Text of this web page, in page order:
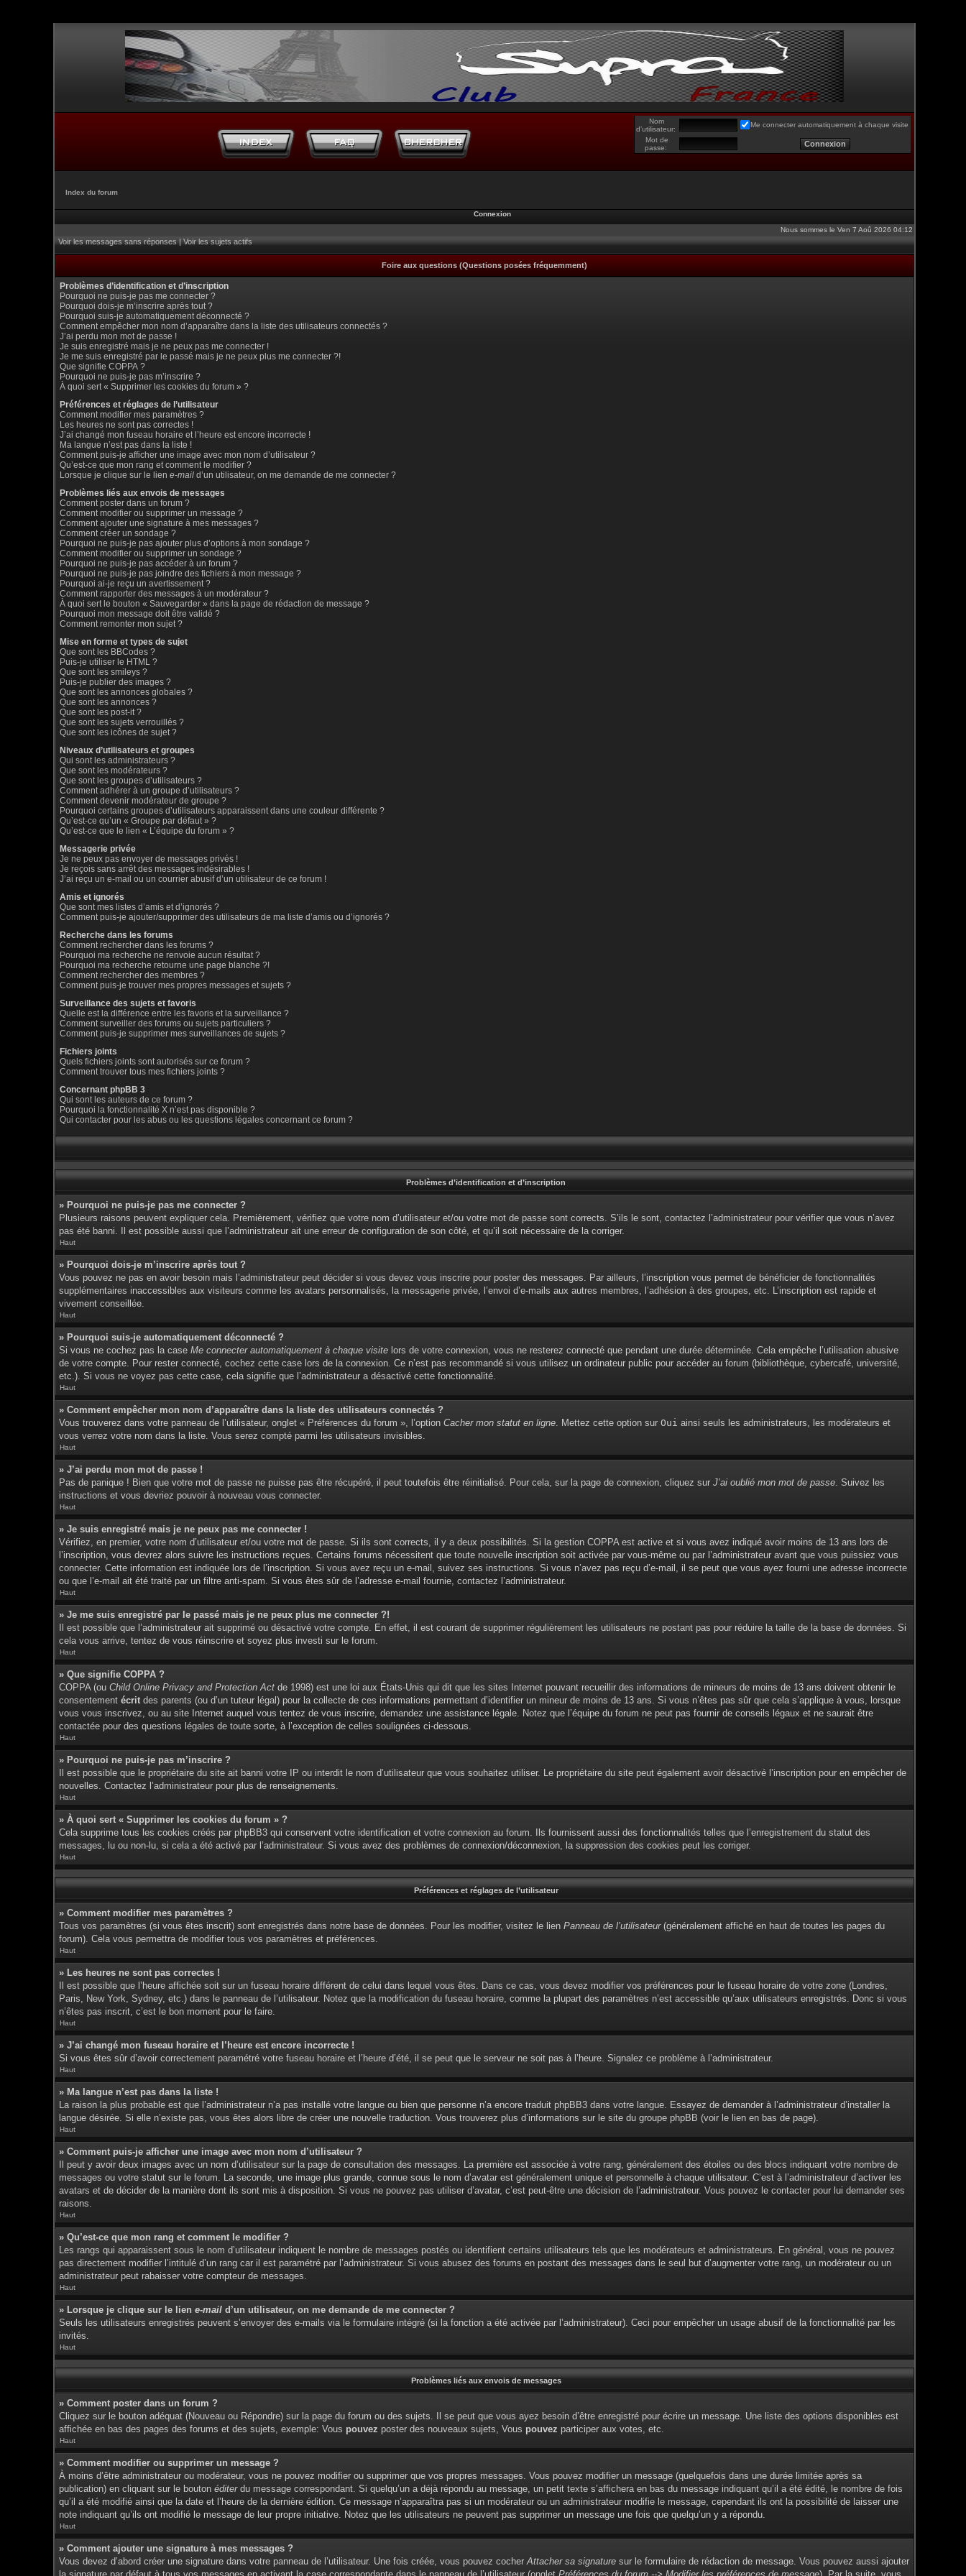
Nom
d’utilisateur:
Me connecter automatiquement à chaque visite
Mot de
passe:
Index du forum
Connexion
Nous sommes le Ven 7 Aoû 2026 04:12
Voir les messages sans réponses|Voir les sujets actifs
Foire aux questions (Questions posées fréquemment)
Problèmes d’identification et d’inscription
Pourquoi ne puis-je pas me connecter ?
Pourquoi dois-je m’inscrire après tout ?
Pourquoi suis-je automatiquement déconnecté ?
Comment empêcher mon nom d’apparaître dans la liste des utilisateurs connectés ?
J’ai perdu mon mot de passe !
Je suis enregistré mais je ne peux pas me connecter !
Je me suis enregistré par le passé mais je ne peux plus me connecter ?!
Que signifie COPPA ?
Pourquoi ne puis-je pas m’inscrire ?
À quoi sert « Supprimer les cookies du forum » ?
Préférences et réglages de l’utilisateur
Comment modifier mes paramètres ?
Les heures ne sont pas correctes !
J’ai changé mon fuseau horaire et l’heure est encore incorrecte !
Ma langue n’est pas dans la liste !
Comment puis-je afficher une image avec mon nom d’utilisateur ?
Qu’est-ce que mon rang et comment le modifier ?
Lorsque je clique sur le lien e-mail d’un utilisateur, on me demande de me connecter ?
Problèmes liés aux envois de messages
Comment poster dans un forum ?
Comment modifier ou supprimer un message ?
Comment ajouter une signature à mes messages ?
Comment créer un sondage ?
Pourquoi ne puis-je pas ajouter plus d’options à mon sondage ?
Comment modifier ou supprimer un sondage ?
Pourquoi ne puis-je pas accéder à un forum ?
Pourquoi ne puis-je pas joindre des fichiers à mon message ?
Pourquoi ai-je reçu un avertissement ?
Comment rapporter des messages à un modérateur ?
À quoi sert le bouton « Sauvegarder » dans la page de rédaction de message ?
Pourquoi mon message doit être validé ?
Comment remonter mon sujet ?
Mise en forme et types de sujet
Que sont les BBCodes ?
Puis-je utiliser le HTML ?
Que sont les smileys ?
Puis-je publier des images ?
Que sont les annonces globales ?
Que sont les annonces ?
Que sont les post-it ?
Que sont les sujets verrouillés ?
Que sont les icônes de sujet ?
Niveaux d’utilisateurs et groupes
Qui sont les administrateurs ?
Que sont les modérateurs ?
Que sont les groupes d’utilisateurs ?
Comment adhérer à un groupe d’utilisateurs ?
Comment devenir modérateur de groupe ?
Pourquoi certains groupes d’utilisateurs apparaissent dans une couleur différente ?
Qu’est-ce qu’un « Groupe par défaut » ?
Qu’est-ce que le lien « L’équipe du forum » ?
Messagerie privée
Je ne peux pas envoyer de messages privés !
Je reçois sans arrêt des messages indésirables !
J’ai reçu un e-mail ou un courrier abusif d’un utilisateur de ce forum !
Amis et ignorés
Que sont mes listes d’amis et d’ignorés ?
Comment puis-je ajouter/supprimer des utilisateurs de ma liste d’amis ou d’ignorés ?
Recherche dans les forums
Comment rechercher dans les forums ?
Pourquoi ma recherche ne renvoie aucun résultat ?
Pourquoi ma recherche retourne une page blanche ?!
Comment rechercher des membres ?
Comment puis-je trouver mes propres messages et sujets ?
Surveillance des sujets et favoris
Quelle est la différence entre les favoris et la surveillance ?
Comment surveiller des forums ou sujets particuliers ?
Comment puis-je supprimer mes surveillances de sujets ?
Fichiers joints
Quels fichiers joints sont autorisés sur ce forum ?
Comment trouver tous mes fichiers joints ?
Concernant phpBB 3
Qui sont les auteurs de ce forum ?
Pourquoi la fonctionnalité X n’est pas disponible ?
Qui contacter pour les abus ou les questions légales concernant ce forum ?
Problèmes d’identification et d’inscription
» Pourquoi ne puis-je pas me connecter ?
Plusieurs raisons peuvent expliquer cela. Premièrement, vérifiez que votre nom d’utilisateur et/ou votre mot de passe sont corrects. S’ils le sont, contactez l’administrateur pour vérifier que vous n’avez
pas été banni. Il est possible aussi que l’administrateur ait une erreur de configuration de son côté, et qu’il soit nécessaire de la corriger.
Haut
» Pourquoi dois-je m’inscrire après tout ?
Vous pouvez ne pas en avoir besoin mais l’administrateur peut décider si vous devez vous inscrire pour poster des messages. Par ailleurs, l’inscription vous permet de bénéficier de fonctionnalités
supplémentaires inaccessibles aux visiteurs comme les avatars personnalisés, la messagerie privée, l’envoi d’e-mails aux autres membres, l’adhésion à des groupes, etc. L’inscription est rapide et
vivement conseillée.
Haut
» Pourquoi suis-je automatiquement déconnecté ?
Si vous ne cochez pas la case Me connecter automatiquement à chaque visite lors de votre connexion, vous ne resterez connecté que pendant une durée déterminée. Cela empêche l’utilisation abusive
de votre compte. Pour rester connecté, cochez cette case lors de la connexion. Ce n’est pas recommandé si vous utilisez un ordinateur public pour accéder au forum (bibliothèque, cybercafé, université,
etc.). Si vous ne voyez pas cette case, cela signifie que l’administrateur a désactivé cette fonctionnalité.
Haut
» Comment empêcher mon nom d’apparaître dans la liste des utilisateurs connectés ?
Vous trouverez dans votre panneau de l’utilisateur, onglet « Préférences du forum », l’option Cacher mon statut en ligne. Mettez cette option sur Oui ainsi seuls les administrateurs, les modérateurs et
vous verrez votre nom dans la liste. Vous serez compté parmi les utilisateurs invisibles.
Haut
» J’ai perdu mon mot de passe !
Pas de panique ! Bien que votre mot de passe ne puisse pas être récupéré, il peut toutefois être réinitialisé. Pour cela, sur la page de connexion, cliquez sur J’ai oublié mon mot de passe. Suivez les
instructions et vous devriez pouvoir à nouveau vous connecter.
Haut
» Je suis enregistré mais je ne peux pas me connecter !
Vérifiez, en premier, votre nom d’utilisateur et/ou votre mot de passe. Si ils sont corrects, il y a deux possibilités. Si la gestion COPPA est active et si vous avez indiqué avoir moins de 13 ans lors de
l’inscription, vous devrez alors suivre les instructions reçues. Certains forums nécessitent que toute nouvelle inscription soit activée par vous-même ou par l’administrateur avant que vous puissiez vous
connecter. Cette information est indiquée lors de l’inscription. Si vous avez reçu un e-mail, suivez ses instructions. Si vous n’avez pas reçu d’e-mail, il se peut que vous ayez fourni une adresse incorrecte
ou que l’e-mail ait été traité par un filtre anti-spam. Si vous êtes sûr de l’adresse e-mail fournie, contactez l’administrateur.
Haut
» Je me suis enregistré par le passé mais je ne peux plus me connecter ?!
Il est possible que l’administrateur ait supprimé ou désactivé votre compte. En effet, il est courant de supprimer régulièrement les utilisateurs ne postant pas pour réduire la taille de la base de données. Si
cela vous arrive, tentez de vous réinscrire et soyez plus investi sur le forum.
Haut
» Que signifie COPPA ?
COPPA (ou Child Online Privacy and Protection Act de 1998) est une loi aux États-Unis qui dit que les sites Internet pouvant recueillir des informations de mineurs de moins de 13 ans doivent obtenir le
consentement écrit des parents (ou d’un tuteur légal) pour la collecte de ces informations permettant d’identifier un mineur de moins de 13 ans. Si vous n’êtes pas sûr que cela s’applique à vous, lorsque
vous vous inscrivez, ou au site Internet auquel vous tentez de vous inscrire, demandez une assistance légale. Notez que l’équipe du forum ne peut pas fournir de conseils légaux et ne saurait être
contactée pour des questions légales de toute sorte, à l’exception de celles soulignées ci-dessous.
Haut
» Pourquoi ne puis-je pas m’inscrire ?
Il est possible que le propriétaire du site ait banni votre IP ou interdit le nom d’utilisateur que vous souhaitez utiliser. Le propriétaire du site peut également avoir désactivé l’inscription pour en empêcher de
nouvelles. Contactez l’administrateur pour plus de renseignements.
Haut
» À quoi sert « Supprimer les cookies du forum » ?
Cela supprime tous les cookies créés par phpBB3 qui conservent votre identification et votre connexion au forum. Ils fournissent aussi des fonctionnalités telles que l’enregistrement du statut des
messages, lu ou non-lu, si cela a été activé par l’administrateur. Si vous avez des problèmes de connexion/déconnexion, la suppression des cookies peut les corriger.
Haut
Préférences et réglages de l’utilisateur
» Comment modifier mes paramètres ?
Tous vos paramètres (si vous êtes inscrit) sont enregistrés dans notre base de données. Pour les modifier, visitez le lien Panneau de l’utilisateur(généralement affiché en haut de toutes les pages du
forum). Cela vous permettra de modifier tous vos paramètres et préférences.
Haut
» Les heures ne sont pas correctes !
Il est possible que l’heure affichée soit sur un fuseau horaire différent de celui dans lequel vous êtes. Dans ce cas, vous devez modifier vos préférences pour le fuseau horaire de votre zone (Londres,
Paris, New York, Sydney, etc.) dans le panneau de l’utilisateur. Notez que la modification du fuseau horaire, comme la plupart des paramètres n’est accessible qu’aux utilisateurs enregistrés. Donc si vous
n’êtes pas inscrit, c’est le bon moment pour le faire.
Haut
» J’ai changé mon fuseau horaire et l’heure est encore incorrecte !
Si vous êtes sûr d’avoir correctement paramétré votre fuseau horaire et l’heure d’été, il se peut que le serveur ne soit pas à l’heure. Signalez ce problème à l’administrateur.
Haut
» Ma langue n’est pas dans la liste !
La raison la plus probable est que l’administrateur n’a pas installé votre langue ou bien que personne n’a encore traduit phpBB3 dans votre langue. Essayez de demander à l’administrateur d’installer la
langue désirée. Si elle n’existe pas, vous êtes alors libre de créer une nouvelle traduction. Vous trouverez plus d’informations sur le site du groupe phpBB (voir le lien en bas de page).
Haut
» Comment puis-je afficher une image avec mon nom d’utilisateur ?
Il peut y avoir deux images avec un nom d’utilisateur sur la page de consultation des messages. La première est associée à votre rang, généralement des étoiles ou des blocs indiquant votre nombre de
messages ou votre statut sur le forum. La seconde, une image plus grande, connue sous le nom d’avatar est généralement unique et personnelle à chaque utilisateur. C’est à l’administrateur d’activer les
avatars et de décider de la manière dont ils sont mis à disposition. Si vous ne pouvez pas utiliser d’avatar, c’est peut-être une décision de l’administrateur. Vous pouvez le contacter pour lui demander ses
raisons.
Haut
» Qu’est-ce que mon rang et comment le modifier ?
Les rangs qui apparaissent sous le nom d’utilisateur indiquent le nombre de messages postés ou identifient certains utilisateurs tels que les modérateurs et administrateurs. En général, vous ne pouvez
pas directement modifier l’intitulé d’un rang car il est paramétré par l’administrateur. Si vous abusez des forums en postant des messages dans le seul but d’augmenter votre rang, un modérateur ou un
administrateur peut rabaisser votre compteur de messages.
Haut
» Lorsque je clique sur le lien e-mail d’un utilisateur, on me demande de me connecter ?
Seuls les utilisateurs enregistrés peuvent s’envoyer des e-mails via le formulaire intégré (si la fonction a été activée par l’administrateur). Ceci pour empêcher un usage abusif de la fonctionnalité par les
invités.
Haut
Problèmes liés aux envois de messages
» Comment poster dans un forum ?
Cliquez sur le bouton adéquat (Nouveau ou Répondre) sur la page du forum ou des sujets. Il se peut que vous ayez besoin d’être enregistré pour écrire un message. Une liste des options disponibles est
affichée en bas des pages des forums et des sujets, exemple: Vous pouvez poster des nouveaux sujets, Vous pouvez participer aux votes, etc.
Haut
» Comment modifier ou supprimer un message ?
À moins d’être administrateur ou modérateur, vous ne pouvez modifier ou supprimer que vos propres messages. Vous pouvez modifier un message (quelquefois dans une durée limitée après sa
publication) en cliquant sur le bouton éditerdu message correspondant. Si quelqu’un a déjà répondu au message, un petit texte s’affichera en bas du message indiquant qu’il a été édité, le nombre de fois
qu’il a été modifié ainsi que la date et l’heure de la dernière édition. Ce message n’apparaîtra pas si un modérateur ou un administrateur modifie le message, cependant ils ont la possibilité de laisser une
note indiquant qu’ils ont modifié le message de leur propre initiative. Notez que les utilisateurs ne peuvent pas supprimer un message une fois que quelqu’un y a répondu.
Haut
» Comment ajouter une signature à mes messages ?
Vous devez d’abord créer une signature dans votre panneau de l’utilisateur. Une fois créée, vous pouvez cocherAttacher sa signature sur le formulaire de rédaction de message. Vous pouvez aussi ajouter